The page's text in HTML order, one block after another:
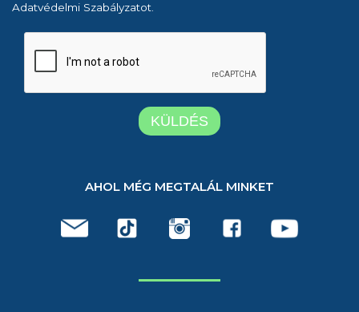
Adatvédelmi Szabályzatot.
AHOL MÉG MEGTALÁL MINKET